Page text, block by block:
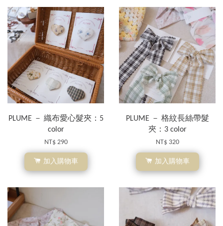
PLUME － 織布愛心髮夾：5
color
NT$ 290
加入購物車
PLUME － 格紋長絲帶髮
夾：3 color
NT$ 320
加入購物車